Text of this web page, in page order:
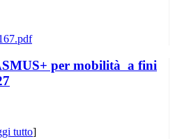
per mobilità a fini
tutto]